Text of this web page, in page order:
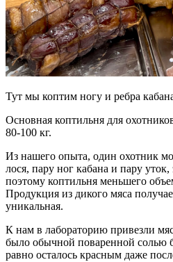
Тут мы коптим ногу и ребра
Основная коптильня для
80-100 кг.
Из нашего опыта, один охотник
лося, пару ног кабана и пару уток,
поэтому коптильня меньшего
Продукция из дикого мяса
уникальная.
К нам в лабораторию привезли
было обычной поваренной солью
равно осталось красным даже